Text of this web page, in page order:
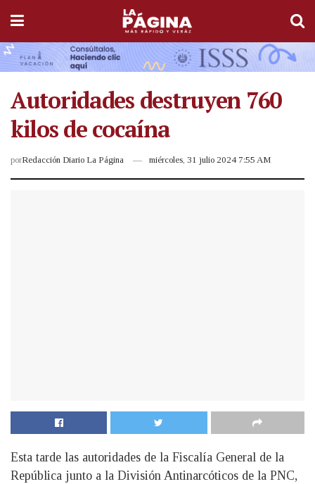
Autoridades destruyen 760
kilos de cocaína
porRedacción Diario La Página miércoles, 31 julio 2024 7:55 AM
Esta tarde las autoridades de la Fiscalía General de la
República junto a la División Antinarcóticos de la PNC,